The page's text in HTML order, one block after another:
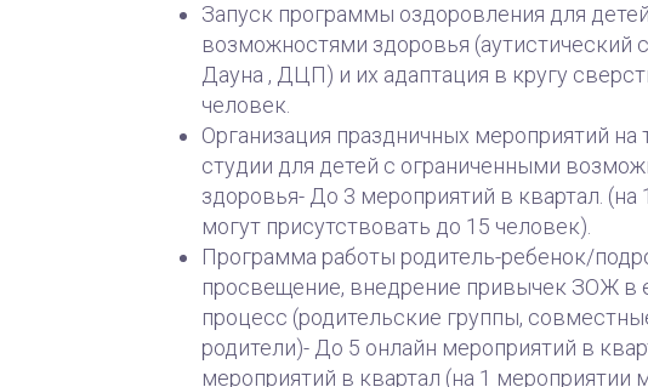
Запуск программы оздоровления для
возможностями здоровья (аутистический
Дауна , ДЦП) и их адаптация в кругу
человек.
Организация праздничных мероприятий на
студии для детей с ограниченными
здоровья- До 3 мероприятий в квартал. (на
могут присутствовать до 15 человек).
Программа работы родитель-ребенок/
просвещение, внедрение привычек ЗОЖ в
процесс (родительские группы,
родители)- До 5 онлайн мероприятий в
мероприятий в квартал (на 1 мероприятии